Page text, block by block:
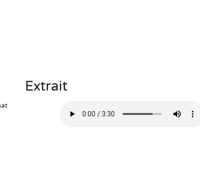
Extrait